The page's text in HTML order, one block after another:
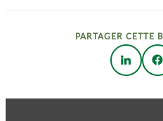
PARTAGER CETTE